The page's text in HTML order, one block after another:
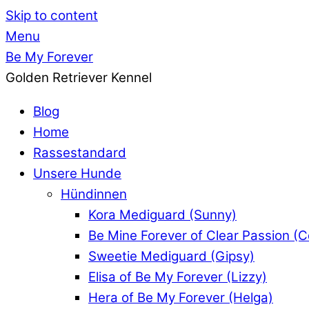
Skip to content
Menu
Be My Forever
Golden Retriever Kennel
Blog
Home
Rassestandard
Unsere Hunde
Hündinnen
Kora Mediguard (Sunny)
Be Mine Forever of Clear Passion
Sweetie Mediguard (Gipsy)
Elisa of Be My Forever (Lizzy)
Hera of Be My Forever (Helga)